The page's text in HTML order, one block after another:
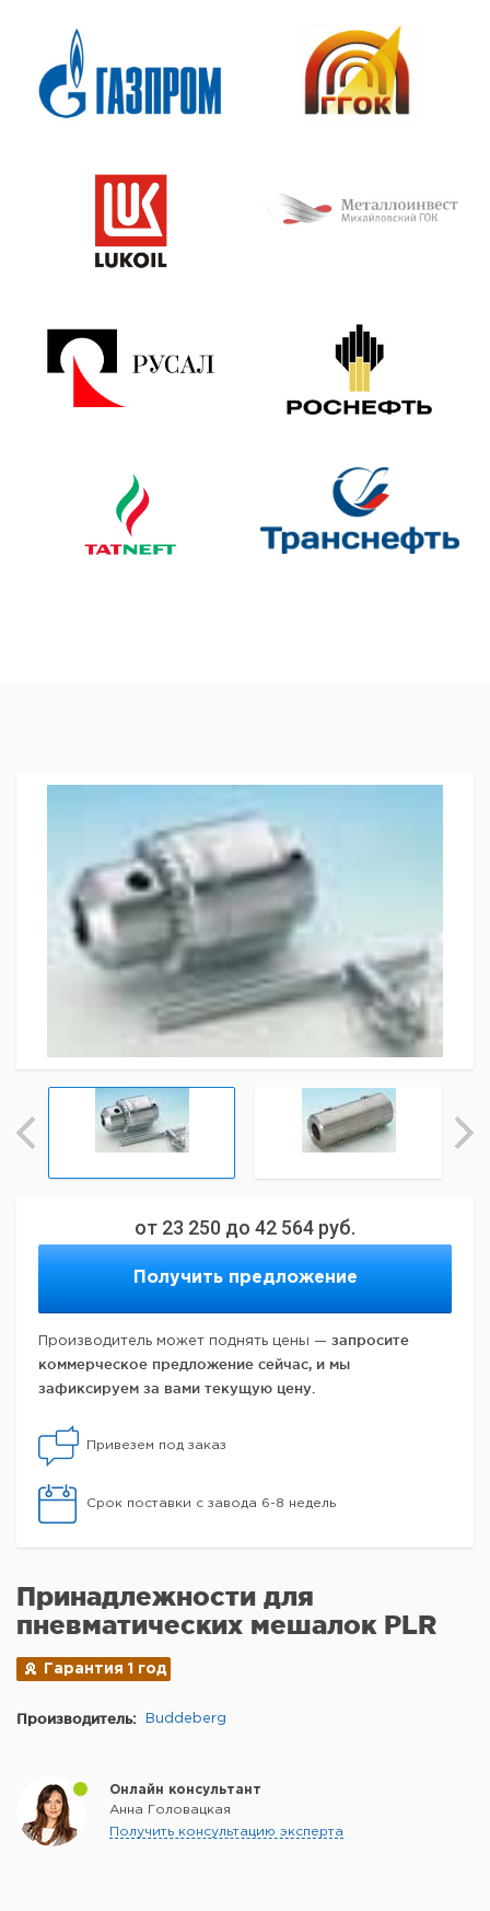
от 23 250 до 42 564 руб.
Получить предложение
Производитель может поднять цены — запросите
коммерческое предложение сейчас, и мы
зафиксируем за вами текущую цену.
Привезем под заказ
Срок поставки с завода 6-8 недель
Принадлежности для
пневматических мешалок PLR
Гарантия 1 год
Производитель: Buddeberg
Онлайн консультант
Анна Головацкая
Получить консультацию эксперта